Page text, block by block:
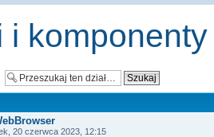
i komponenty
20 czerwca 2023, 12:15